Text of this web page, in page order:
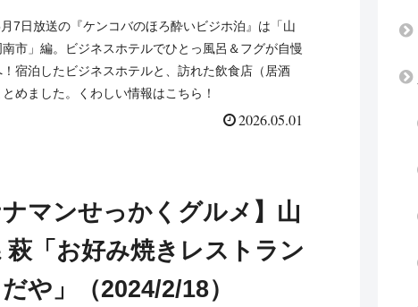
5/7）
7日放送の『ケンコバのほろ酔いビジホ泊』は「山
南市」編。ビジネスホテルでひとっ風呂＆フグが自慢
宿泊したビジネスホテルと、訪れた飲食店（居酒
めました。くわしい情報はこちら！
2026.05.01
マンせっかくグルメ】山
萩「お好み焼きレストラン
や」（2024/2/18）